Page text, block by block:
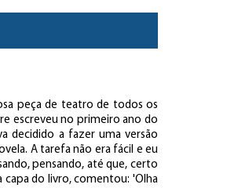
peça de teatro de todos os
escreveu no primeiro ano do
decidido a fazer uma versão
A tarefa não era fácil e eu
pensando, até que, certo
capa do livro, comentou: 'Olha